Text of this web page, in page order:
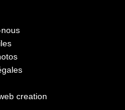
creation